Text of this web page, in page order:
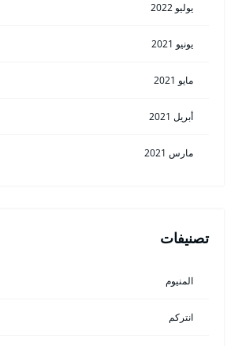
يوليو 2022
يونيو 2021
مايو 2021
أبريل 2021
مارس 2021
تصنيفات
المنيوم
انتركم